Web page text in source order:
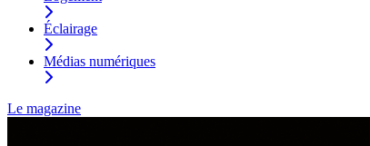
Éclairage
Médias numériques
Le magazine